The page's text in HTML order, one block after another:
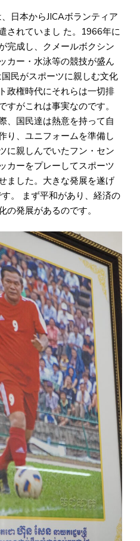
日本からJICAボランティア
されていまし た。1966年に
完成し、クメールボクシン
カー・水泳等の競技が盛ん
民がスポーツに親しむ文化
政権時代にそれらは一切排
がこれは事実なのです。
、国民達は熱意を持って自
り、ユニフォームを準備し
に親しんでいたフン・セン
カーをプレーしてスポーツ
ました。大きな発展を遂げ
。 まず平和があり、経済の
発展があるのです。